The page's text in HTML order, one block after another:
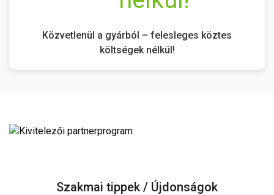
Közvetlenül a gyárból – felesleges köztes
költségek nélkül!
Szakmai tippek / Újdonságok